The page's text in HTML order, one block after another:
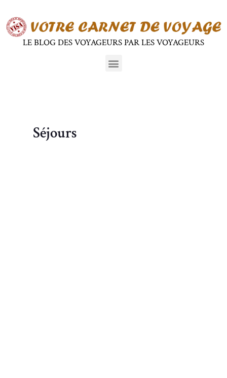
au
contenuLE BLOG DES VOYAGEURS PAR LES VOYAGEURS
Menu
Séjours